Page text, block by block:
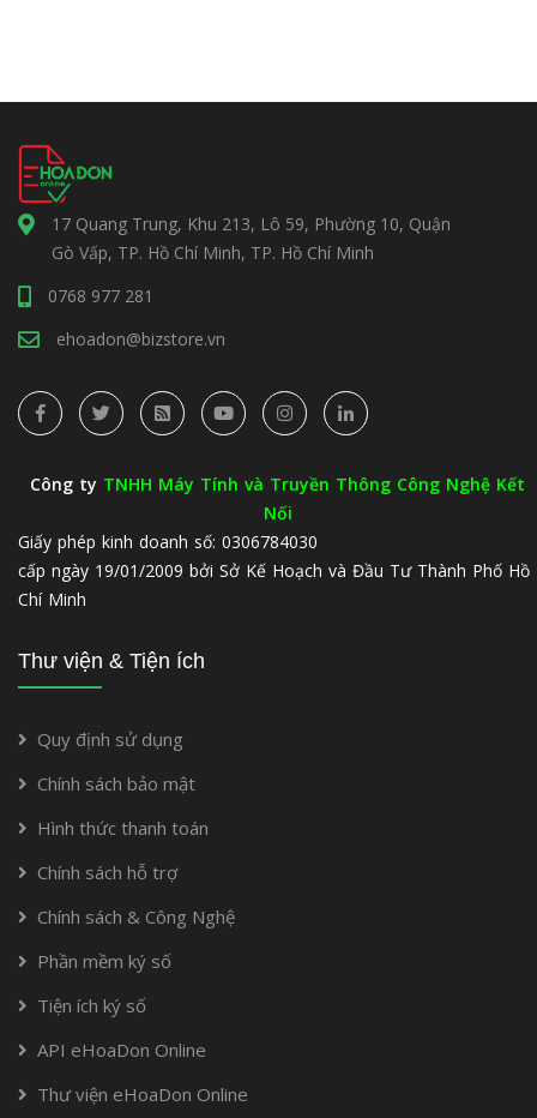
17 Quang Trung, Khu 213, Lô 59, Phường 10, Quận
Gò Vấp, TP. Hồ Chí Minh, TP. Hồ Chí Minh
0768 977 281
ehoadon@bizstore.vn
Công ty TNHH Máy Tính và Truyền Thông Công Nghệ Kết
Nối
Giấy phép kinh doanh số: 0306784030
cấp ngày 19/01/2009 bởi Sở Kế Hoạch và Đầu Tư Thành Phố Hồ
Chí Minh
Thư viện & Tiện ích
Quy định sử dụng
Chính sách bảo mật
Hình thức thanh toán
Chính sách hỗ trợ
Chính sách & Công Nghệ
Phần mềm ký số
Tiện ích ký số
API eHoaDon Online
Thư viện eHoaDon Online